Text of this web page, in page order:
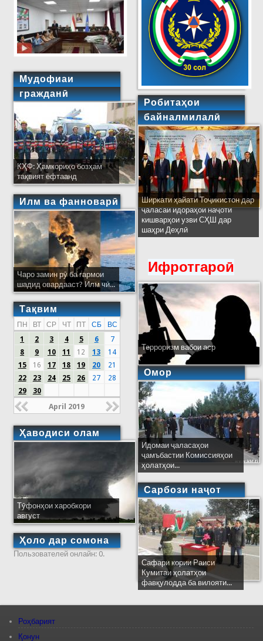
Мудофиаи
гражданӣ
КҲФ: Ҳамкориҳо бозҳам
тақвият ёфтаанд
Илм ва фанноварӣ
Чаро замин рӯ ба гармои
шадид овардааст? Илм чӣ...
Тақвим
ПН ВТ СР ЧТ ПТ СБ
ВС
1
2 3 4 5 6
7
8
9 10 11 12 13
14
15
16 17 18 19 20
21
22
23 24 25 26 27
28
29
30
April 2019
Ҳаводиси олам
Тӯфонҳои харобкори
август
Ҳоло дар сомона
Пользователей онлайн: 0.
Робитаҳои
байналмилалӣ
Ширкати ҳайати Тоҷикистон дар
ҷаласаи идораҳои наҷоти
кишварҳои узви СҲШ дар
шаҳри Деҳлӣ
Ифротгароӣ
Терроризм вабои аср
Омор
Идомаи ҷаласаҳои
ҷамъбастии Комиссияҳои
ҳолатҳои...
Сарбози наҷот
Сафари кории Раиси
Кумитаи ҳолатҳои
фавқулодда ба вилояти...
Роҳбарият
Қонун